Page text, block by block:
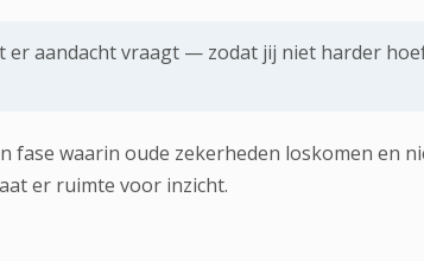
er aandacht vraagt — zodat jij niet harder
waarin oude zekerheden loskomen en
er ruimte voor inzicht.